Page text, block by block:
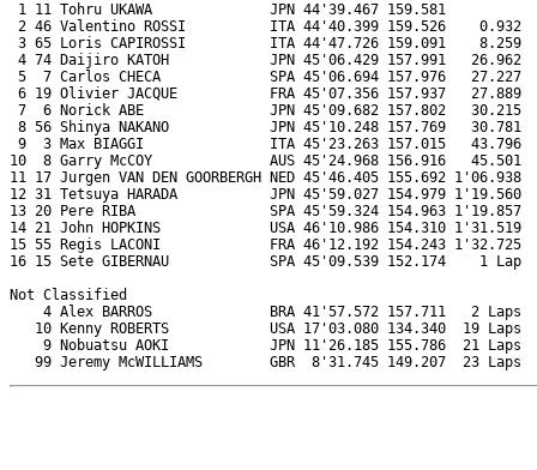
1 11 Tohru UKAWA              JPN 44'39.467 159.581
2 46 Valentino ROSSI          ITA 44'40.399 159.526    0.932
3 65 Loris CAPIROSSI          ITA 44'47.726 159.091    8.259
4 74 Daijiro KATOH            JPN 45'06.429 157.991   26.962
5  7 Carlos CHECA             SPA 45'06.694 157.976   27.227
6 19 Olivier JACQUE           FRA 45'07.356 157.937   27.889
7  6 Norick ABE               JPN 45'09.682 157.802   30.215
8 56 Shinya NAKANO            JPN 45'10.248 157.769   30.781
9  3 Max BIAGGI               ITA 45'23.263 157.015   43.796
10  8 Garry McCOY              AUS 45'24.968 156.916   45.501
11 17 Jurgen VAN DEN GOORBERGH NED 45'46.405 155.692
12 31 Tetsuya HARADA           JPN 45'59.027 154.979 1'19.560
13 20 Pere RIBA                SPA 45'59.324 154.963 1'19.857
14 21 John HOPKINS             USA 46'10.986 154.310 1'31.519
15 55 Regis LACONI             FRA 46'12.192 154.243
16 15 Sete GIBERNAU            SPA 45'09.539 152.174    1
Not Classified
4 Alex BARROS              BRA 41'57.572 157.711   2 Laps
10 Kenny ROBERTS            USA 17'03.080 134.340  19 Laps
9 Nobuatsu AOKI            JPN 11'26.185 155.786  21 Laps